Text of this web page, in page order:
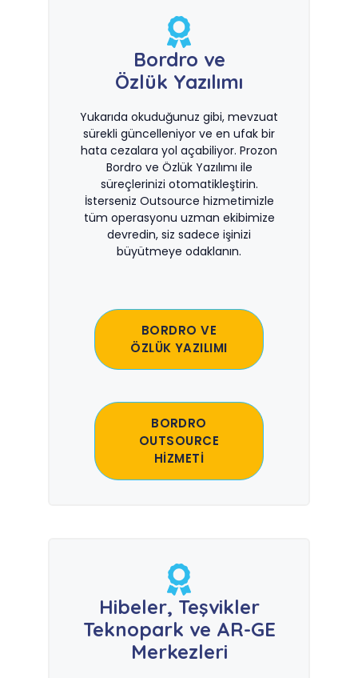
Bordro ve
Özlük Yazılımı
Yukarıda okuduğunuz gibi, mevzuat
sürekli güncelleniyor ve en ufak bir
hata cezalara yol açabiliyor. Prozon
Bordro ve Özlük Yazılımı ile
süreçlerinizi otomatikleştirin.
İsterseniz Outsource hizmetimizle
tüm operasyonu uzman ekibimize
devredin, siz sadece işinizi
büyütmeye odaklanın.
BORDRO VE
ÖZLÜK YAZILIMI
BORDRO
OUTSOURCE
HİZMETİ
Hibeler, Teşvikler
Teknopark ve AR-GE
Merkezleri